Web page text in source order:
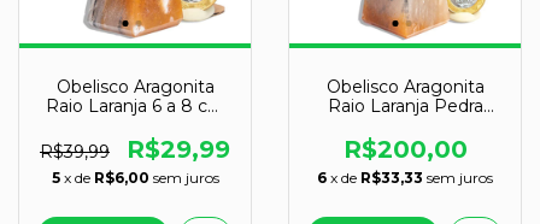
Obelisco Aragonita
Raio Laranja 6 a 8 cm
R$39,99
R$29,99
5 x de R$6,00 sem juros
Obelisco Aragonita
Raio Laranja Pedra
R$200,00
6 x de R$33,33 sem juros